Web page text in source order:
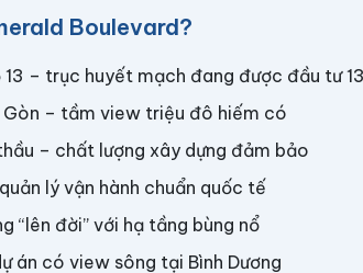
Boulevard?
– trục huyết mạch đang được đầu tư
Gòn – tầm view triệu đô hiếm có
– chất lượng xây dựng đảm bảo
lý vận hành chuẩn quốc tế
“lên đời” với hạ tầng bùng nổ
án có view sông tại Bình Dương